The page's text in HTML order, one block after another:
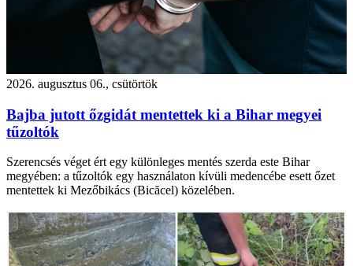
2026. augusztus 06., csütörtök
Bajba jutott őzgidát mentettek ki a Bihar megyei
tűzoltók
Szerencsés véget ért egy különleges mentés szerda este Bihar
megyében: a tűzoltók egy használaton kívüli medencébe esett őzet
mentettek ki Mezőbikács (Bicăcel) közelében.